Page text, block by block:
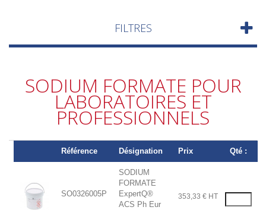
FILTRES
SODIUM FORMATE POUR
LABORATOIRES ET
PROFESSIONNELS
Référence Désignation Prix Qté :
SO0326005P
SODIUM
FORMATE
ExpertQ®
ACS Ph Eur
353,33 € HT